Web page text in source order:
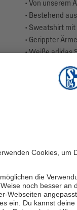
• Von unserem
• Bestehend
• Sweatshirt
• Gerippter
• Weiße adidas
• adidas und
• Gemütliche
• Aus
•
Mit diesem
Hingucker und